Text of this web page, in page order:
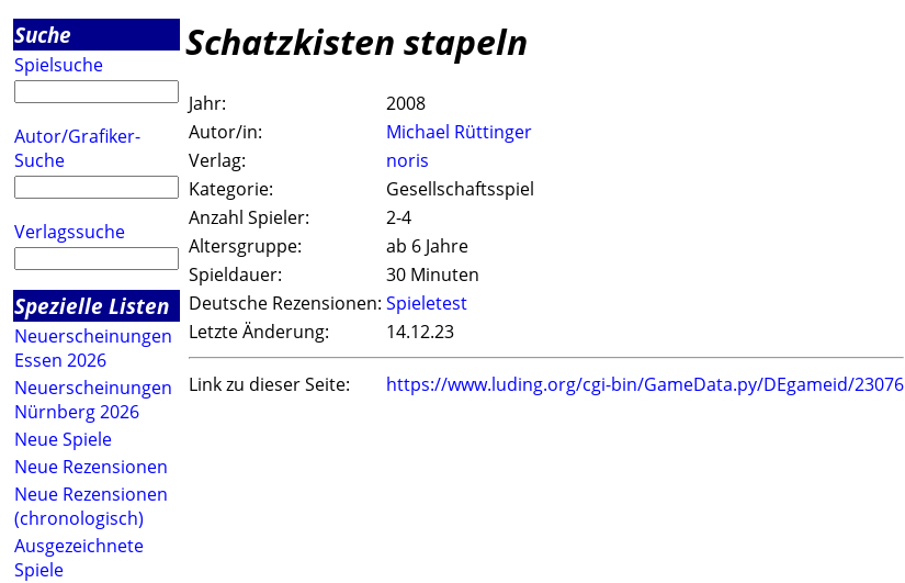
Suche
Spielsuche
Autor/Grafiker-
Suche
Verlagssuche
Spezielle Listen
Neuerscheinungen
Essen 2026
Neuerscheinungen
Nürnberg 2026
Neue Spiele
Neue Rezensionen
Neue Rezensionen
(chronologisch)
Ausgezeichnete
Spiele
Schatzkisten stapeln
Jahr:
2008
Autor/in:
Michael Rüttinger
Verlag:
noris
Kategorie:
Gesellschaftsspiel
Anzahl Spieler:
2-4
Altersgruppe:
ab 6 Jahre
Spieldauer:
30 Minuten
Deutsche Rezensionen: Spieletest
Letzte Änderung:
14.12.23
Link zu dieser Seite: https://www.luding.org/cgi-bin/GameData.py/DEgameid/23076